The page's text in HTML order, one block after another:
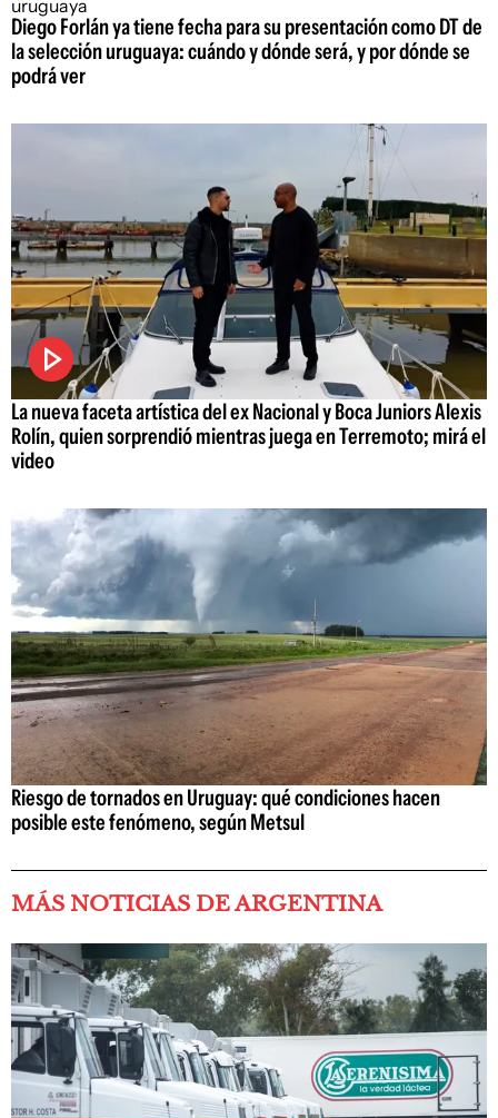
Diego Forlán ya tiene fecha para su presentación como DT de
la selección uruguaya: cuándo y dónde será, y por dónde se
podrá ver
La nueva faceta artística del ex Nacional y Boca Juniors Alexis
Rolín, quien sorprendió mientras juega en Terremoto; mirá el
video
Riesgo de tornados en Uruguay: qué condiciones hacen
posible este fenómeno, según Metsul
MÁS NOTICIAS DE ARGENTINA